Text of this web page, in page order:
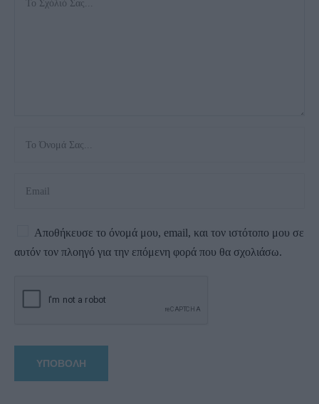
Αποθήκευσε το όνομά μου, email, και τον ιστότοπο μου σε
αυτόν τον πλοηγό για την επόμενη φορά που θα σχολιάσω.